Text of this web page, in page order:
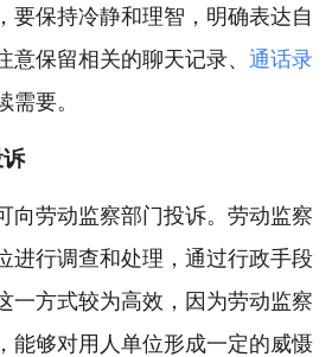
要保持冷静和理智，明确表达自
意保留相关的聊天记录、 通话录
需要。
向劳动监察部门投诉。劳动监察
进行调查和处理，通过行政手段
一方式较为高效，因为劳动监察
能够对用人单位形成一定的威慑